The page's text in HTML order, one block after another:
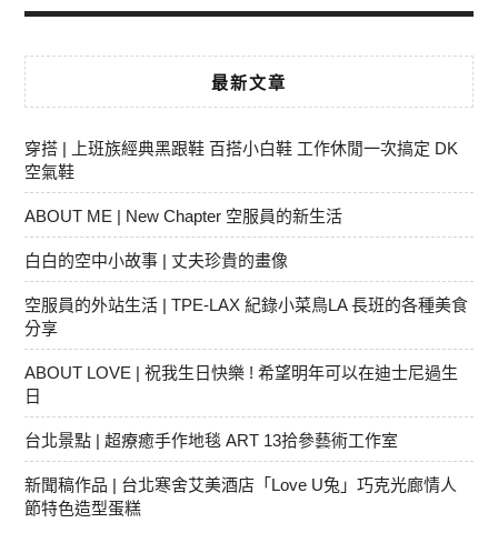
最新文章
穿搭 | 上班族經典黑跟鞋 百搭小白鞋 工作休閒一次搞定 DK
空氣鞋
ABOUT ME | New Chapter 空服員的新生活
白白的空中小故事 | 丈夫珍貴的畫像
空服員的外站生活 | TPE-LAX 紀錄小菜鳥LA 長班的各種美食
分享
ABOUT LOVE | 祝我生日快樂 ! 希望明年可以在迪士尼過生
日
台北景點 | 超療癒手作地毯 ART 13拾參藝術工作室
新聞稿作品 | 台北寒舍艾美酒店「Love U兔」巧克光廊情人
節特色造型蛋糕